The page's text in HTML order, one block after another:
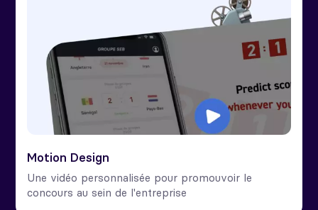
Motion Design
Une vidéo personnalisée pour promouvoir le
concours au sein de l'entreprise